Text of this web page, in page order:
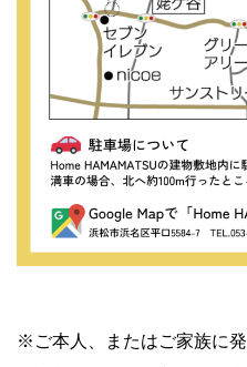
※ご本人、またはご家族に